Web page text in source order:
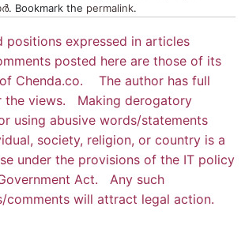
. Bookmark the permalink.
positions expressed in articles
posted here are those of its
Chenda.co. The author has full
the views. Making derogatory
using abusive words/statements
society, religion, or country is a
under the provisions of the IT policy
Act. Any such
comments will attract legal action.